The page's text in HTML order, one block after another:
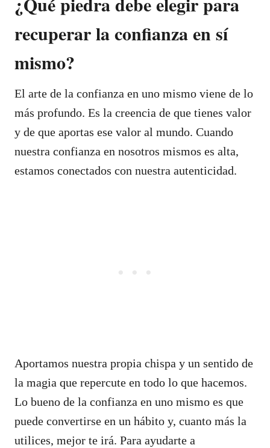
recuperar la confianza en sí
mismo?
El arte de la confianza en uno mismo viene de lo
más profundo. Es la creencia de que tienes valor
y de que aportas ese valor al mundo. Cuando
nuestra confianza en nosotros mismos es alta,
estamos conectados con nuestra autenticidad.
Aportamos nuestra propia chispa y un sentido de
la magia que repercute en todo lo que hacemos.
Lo bueno de la confianza en uno mismo es que
puede convertirse en un hábito y, cuanto más la
utilices, mejor te irá. Para ayudarte a